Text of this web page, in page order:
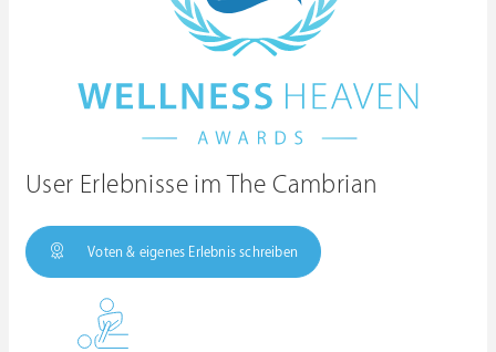
User Erlebnisse im The Cambrian
Voten & eigenes Erlebnis schreiben